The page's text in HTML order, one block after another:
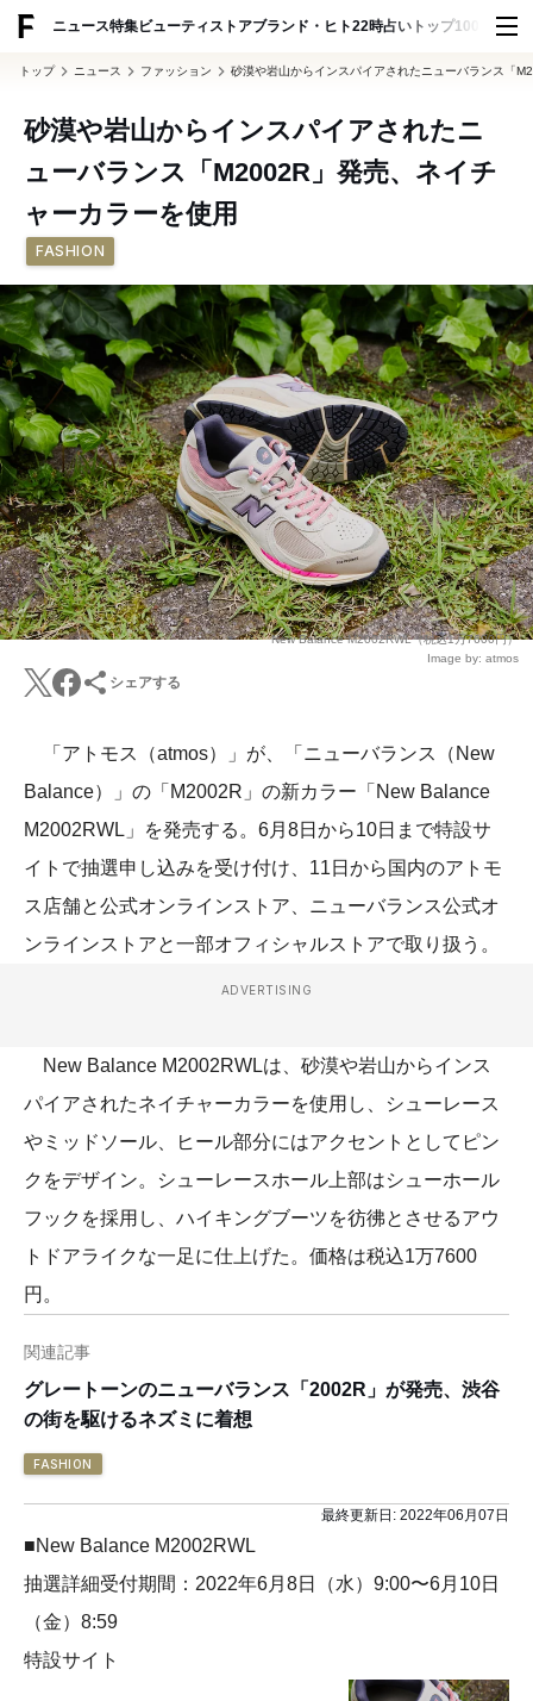
ニュース特集ビューティ ストアブランド・ヒト22時占い トップ100 スナッ
トップ ニュース ファッション 砂漠や岩山からインスパイアされたニューバランス「
砂漠や岩山からインスパイアされたニ
ューバランス「M2002R」発売、ネイチ
ャーカラーを使用
FASHION
New Balance M2002RWL（税込1万7600円）
Image by: atmos
シェアする
「アトモス（atmos）」が、「ニューバランス（New
Balance）」の「M2002R」の新カラー「New Balance
M2002RWL」を発売する。6月8日から10日まで特設サ
イトで抽選申し込みを受け付け、11日から国内のアトモ
ス店舗と公式オンラインストア、ニューバランス公式オ
ンラインストアと一部オフィシャルストアで取り扱う。
ADVERTISING
New Balance M2002RWLは、砂漠や岩山からインス
パイアされたネイチャーカラーを使用し、シューレース
やミッドソール、ヒール部分にはアクセントとしてピン
クをデザイン。シューレースホール上部はシューホール
フックを採用し、ハイキングブーツを彷彿とさせるアウ
トドアライクな一足に仕上げた。価格は税込1万7600
円。
関連記事
グレートーンのニューバランス「2002R」が発売、渋谷
の街を駆けるネズミに着想
FASHION
最終更新日: 2022年06月07日
■New Balance M2002RWL
抽選詳細受付期間：2022年6月8日（水）9:00〜6月10日
（金）8:59
特設サイト